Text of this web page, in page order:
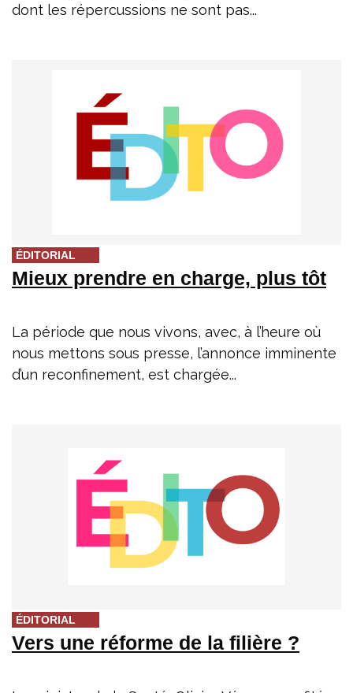
dont les répercussions ne sont pas...
ÉDITORIAL
Mieux prendre en charge, plus tôt
La période que nous vivons, avec, à l’heure où
nous mettons sous presse, l’annonce imminente
d’un reconfinement, est chargée...
ÉDITORIAL
Vers une réforme de la filière ?